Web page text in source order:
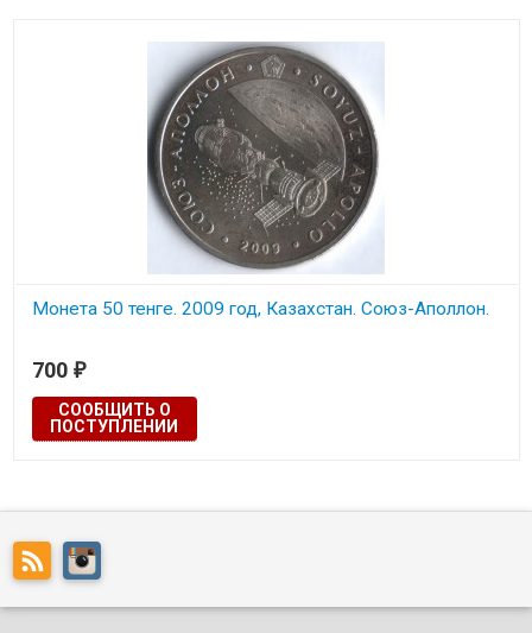
Монета 50 тенге. 2009 год, Казахстан. Союз-Аполлон.
700 ₽
СООБЩИТЬ О
ПОСТУПЛЕНИИ